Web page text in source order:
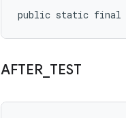
public static final
AFTER TEST